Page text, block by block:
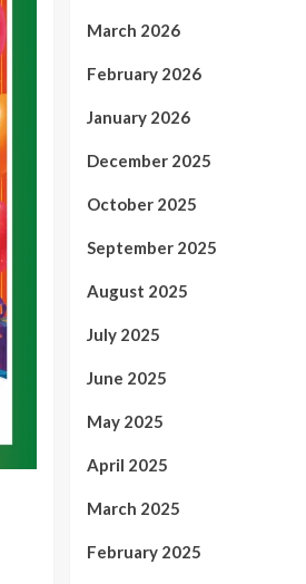
March 2026
February 2026
January 2026
December 2025
October 2025
September 2025
August 2025
July 2025
June 2025
May 2025
April 2025
March 2025
February 2025